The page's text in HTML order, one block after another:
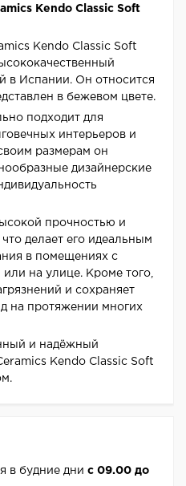
Kendo Classic Soft
Kendo Classic Soft
в Испании. Он относится
в бежевом цвете.
подходит для
интерьеров и
размерам он
дизайнерские
прочностью и
делает его идеальным
в помещениях с
на улице. Кроме того,
и сохраняет
на протяжении многих
и надёжный
Kendo Classic Soft
в будние дни с 09.00 до